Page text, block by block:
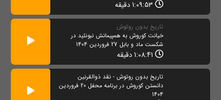
تاریخ بدون روتوش
خیانت کوروش به همپیمانش نبونئید در
شکست ماد و بابل 27 فروردین 1404
تاریخ بدون روتوش - نقد ذوالقرنین
دانستن کوروش در برنامه محفل 20 فروردین
1404